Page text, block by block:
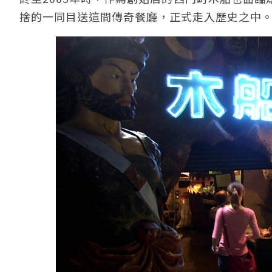
捨的一同目送這間傳奇餐廳，正式走入歷史之中